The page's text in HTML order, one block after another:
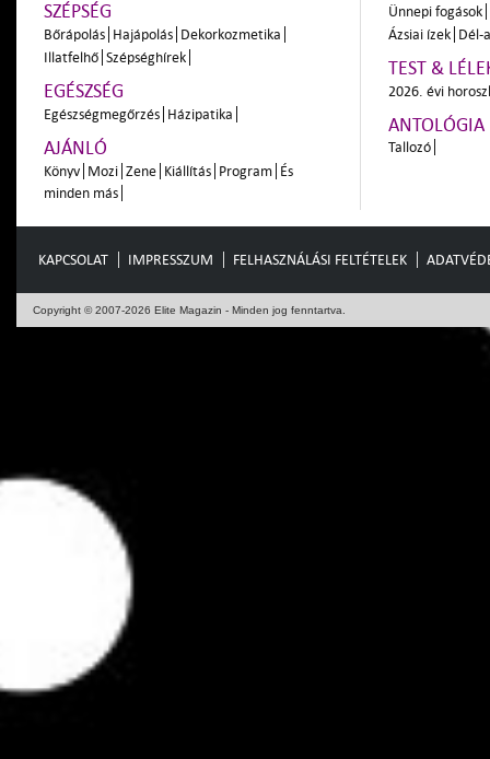
SZÉPSÉG
Bőrápolás Hajápolás Dekorkozmetika
Illatfelhő Szépséghírek
EGÉSZSÉG
Egészségmegőrzés Házipatika
AJÁNLÓ
Könyv Mozi Zene Kiállítás Program És
minden más
Ünnepi fogások
Ázsiai ízek Dél-
TEST &
2026. évi
ANTOLÓGIA
Tallozó
KAPCSOLAT IMPRESSZUM FELHASZNÁLÁSI FELTÉTELEK
Copyright © 2007-2026 Elite Magazin - Minden jog fenntartva.